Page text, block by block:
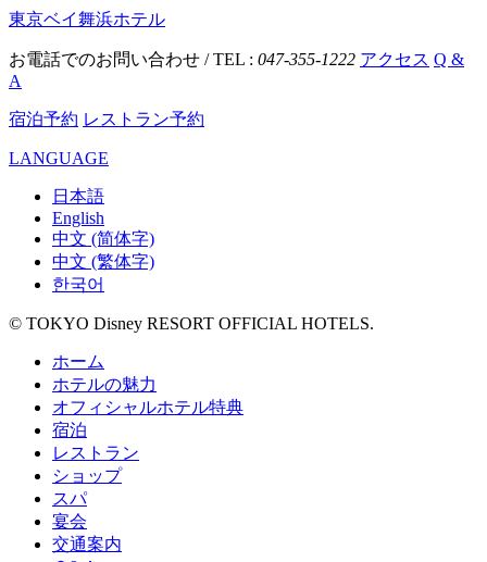
東京ベイ舞浜ホテル
お電話でのお問い合わせ / TEL : 047-355-1222 アクセス Q &
A
宿泊予約 レストラン予約
LANGUAGE
日本語
English
中文 (简体字)
中文 (繁体字)
한국어
© TOKYO Disney RESORT OFFICIAL HOTELS.
ホーム
ホテルの魅力
オフィシャルホテル特典
宿泊
レストラン
ショップ
スパ
宴会
交通案内